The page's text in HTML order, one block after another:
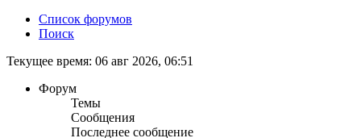
Список форумов
Поиск
Текущее время: 06 авг 2026, 06:51
Форум
Темы
Сообщения
Последнее сообщение